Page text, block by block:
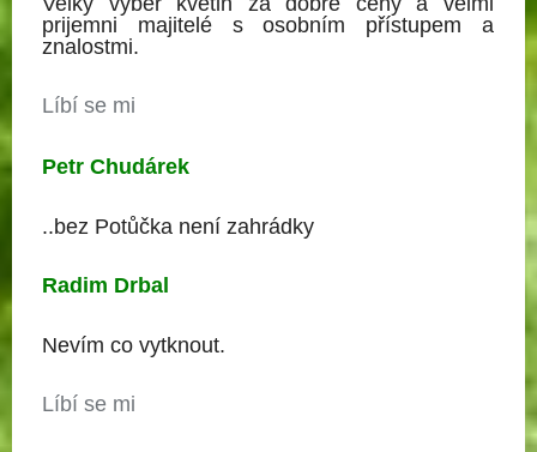
prijemni majitelé s osobním přístupem a
znalostmi.
Líbí se mi
Petr Chudárek
..bez Potůčka není zahrádky
Radim Drbal
Nevím co vytknout.
Líbí se mi